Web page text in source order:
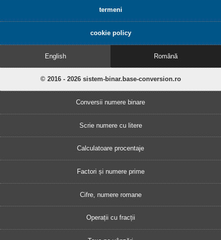
termeni
cookie policy
English Română
© 2016 - 2026 sistem-binar.base-conversion.ro
Conversii numere binare
Scrie numere cu litere
Calculatoare procentaje
Factori și numere prime
Cifre, numere romane
Operații cu fracții